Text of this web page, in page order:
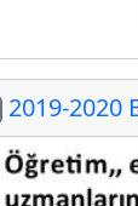
2019-2020